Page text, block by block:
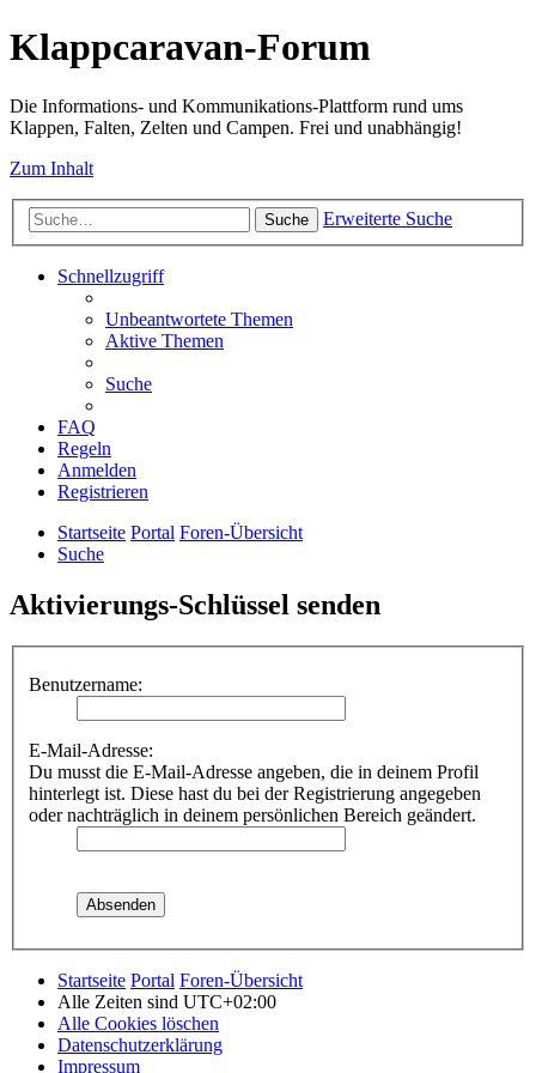
Klappcaravan-Forum
Die Informations- und Kommunikations-Plattform rund ums
Klappen, Falten, Zelten und Campen. Frei und unabhängig!
Zum Inhalt
Suche Erweiterte Suche
Schnellzugriff
Unbeantwortete Themen
Aktive Themen
Suche
FAQ
Regeln
Anmelden
Registrieren
Startseite Portal Foren-Übersicht
Suche
Aktivierungs-Schlüssel senden
Benutzername:
E-Mail-Adresse:
Du musst die E-Mail-Adresse angeben, die in deinem Profil
hinterlegt ist. Diese hast du bei der Registrierung angegeben
oder nachträglich in deinem persönlichen Bereich geändert.
Startseite Portal Foren-Übersicht
Alle Zeiten sind UTC+02:00
Alle Cookies löschen
Datenschutzerklärung
Impressum